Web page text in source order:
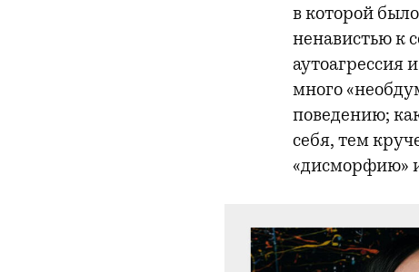
в которой
ненавистью к
аутоагрессия
много
поведению;
себя, тем
«дисморфию»